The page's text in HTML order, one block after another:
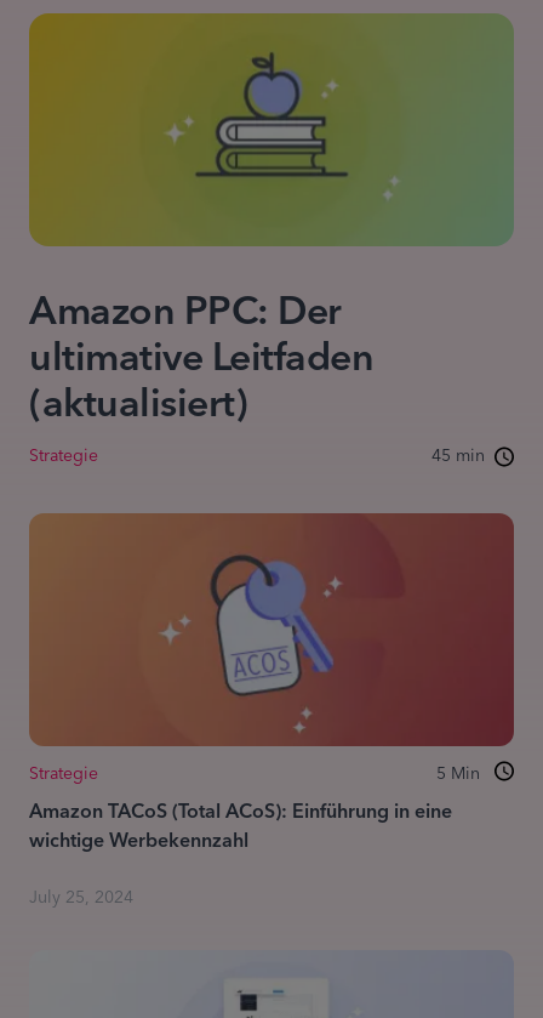
Amazon PPC: Der
ultimative Leitfaden
(aktualisiert)
Strategie 45 min
Strategie 5 Min
Amazon TACoS (Total ACoS): Einführung in eine
wichtige Werbekennzahl
July 25, 2024